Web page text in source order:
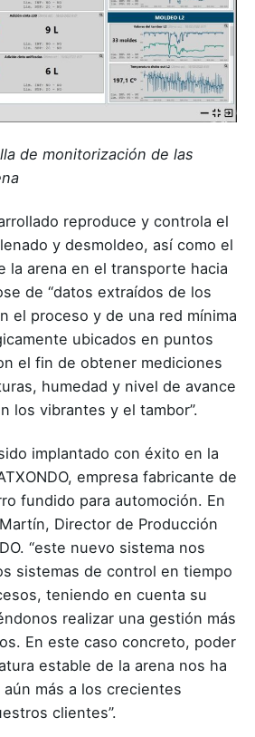
de monitorización de las
reproduce y controla el
y desmoldeo, así como el
la arena en el transporte hacia
de “datos extraídos de los
el proceso y de una red mínima
ubicados en puntos
el fin de obtener mediciones
humedad y nivel de avance
los vibrantes y el tambor”.
implantado con éxito en la
empresa fabricante de
fundido para automoción. En
Director de Producción
“este nuevo sistema nos
sistemas de control en tiempo
teniendo en cuenta su
realizar una gestión más
En este caso concreto, poder
estable de la arena nos ha
más a los crecientes
clientes”.